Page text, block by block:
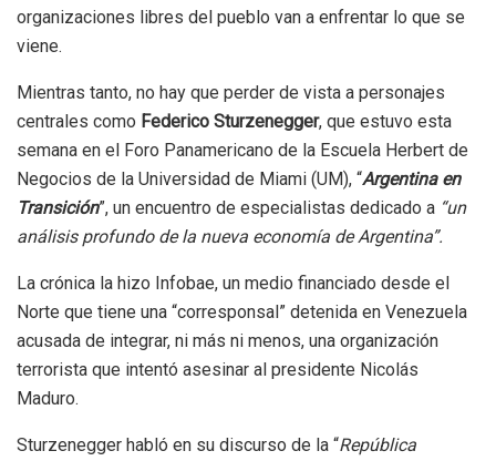
organizaciones libres del pueblo van a enfrentar lo que se
viene.
Mientras tanto, no hay que perder de vista a personajes
centrales como Federico Sturzenegger, que estuvo esta
semana en el Foro Panamericano de la Escuela Herbert de
Negocios de la Universidad de Miami (UM), “Argentina en
Transición”, un encuentro de especialistas dedicado a “un
análisis profundo de la nueva economía de Argentina”.
La crónica la hizo Infobae, un medio financiado desde el
Norte que tiene una “corresponsal” detenida en Venezuela
acusada de integrar, ni más ni menos, una organización
terrorista que intentó asesinar al presidente Nicolás
Maduro.
Sturzenegger habló en su discurso de la “República